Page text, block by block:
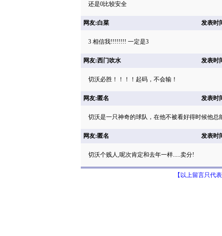
还是0比较安全
网友:白菜 发表时
3 相信我!!!!!!!! 一定是3
网友:西门吹水 发表时
切沃必胜！！！！起码，不会输！
网友:匿名 发表时
切沃是一只神奇的球队，在他不被看好得时候他
网友:匿名 发表时
切沃个贱人,呢次肯定和去年一样.....卖分!
【以上留言只代